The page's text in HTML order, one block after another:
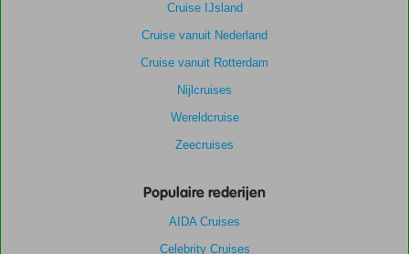
Cruise IJsland
Cruise vanuit Nederland
Cruise vanuit Rotterdam
Nijlcruises
Wereldcruise
Zeecruises
Populaire rederijen
AIDA Cruises
Celebrity Cruises